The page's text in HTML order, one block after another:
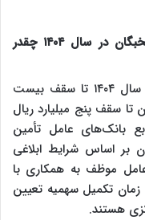
مبلغ تسهیلات ساخت و خرید مسکن نخبگان در سال ۱۴۰۴ چقدر
مبلغ تسهیلات ساخت و خرید مسکن در سال ۱۴۰۴ تا سقف بیست
تا سقف پنج میلیارد ریال
بانک‌های عامل تأمین
بر اساس شرایط ابلاغی
موظف به همکاری با
زمان تکمیل سهمیه تعیین
هستند.